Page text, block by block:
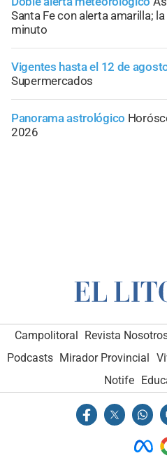
Santa Fe con alerta amarilla;
minuto
Vigentes hasta el 12 de
Supermercados
Panorama astrológico
2026
Campolitoral Revista
Podcasts Mirador Provincial
Notife